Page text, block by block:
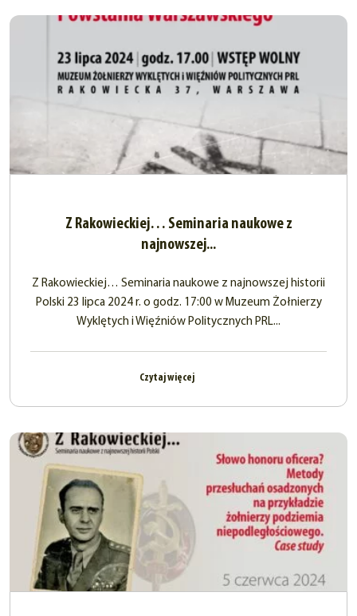
Z Rakowieckiej… Seminaria naukowe z
najnowszej...
Z Rakowieckiej… Seminaria naukowe z najnowszej historii
Polski 23 lipca 2024 r. o godz. 17:00 w Muzeum Żołnierzy
Wyklętych i Więźniów Politycznych PRL...
Czytaj więcej